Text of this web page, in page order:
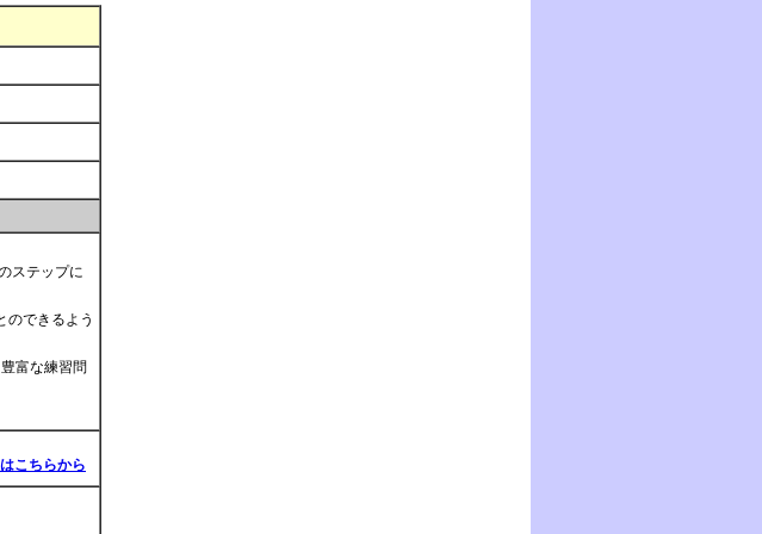
ステップに
のできるよう
富な練習問
こちらから